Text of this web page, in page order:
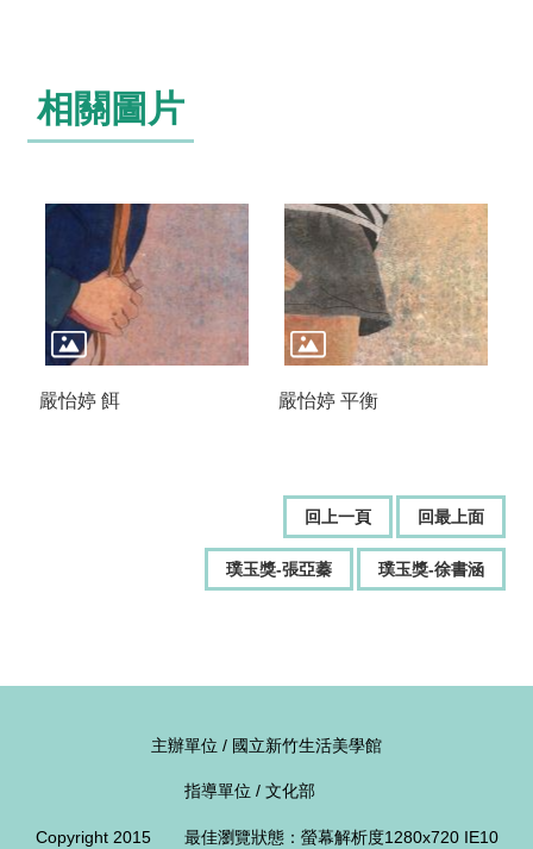
g
相關圖片
嚴怡婷 餌 嚴怡婷 平衡
回上一頁 回最上面
璞玉獎-張亞蓁 璞玉獎-徐書涵
主辦單位 / 國立新竹生活美學館
指導單位 / 文化部
Copyright 2015 最佳瀏覽狀態：螢幕解析度1280x720 IE10